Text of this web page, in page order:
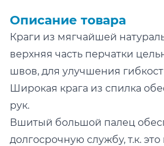
Описание товара
Краги из мягчайшей
верхняя часть перчатки
швов, для улучшения
Широкая крага из спилка
рук.
Вшитый большой палец
долгосрочную службу, т.к.